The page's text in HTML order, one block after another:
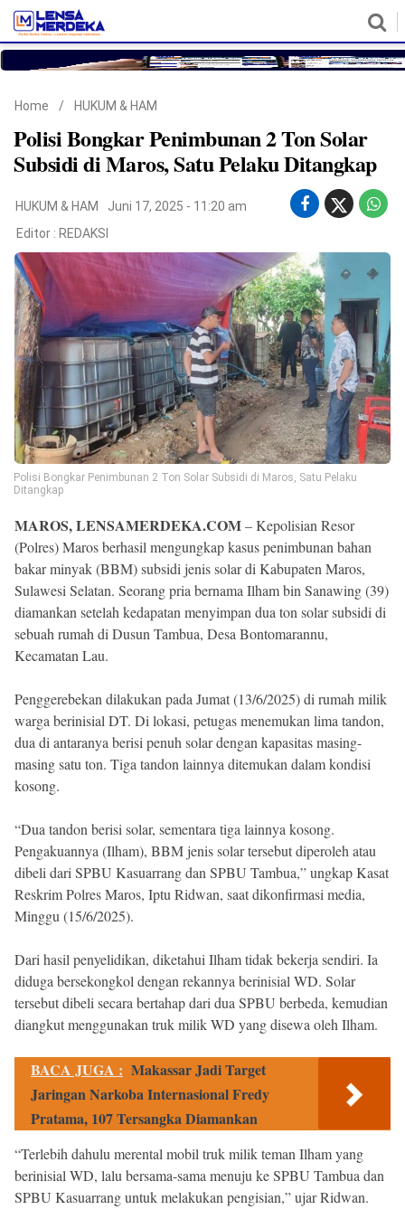
©
Copyright
2026
Lensa
Merdeka
Home / HUKUM & HAM
Polisi Bongkar Penimbunan 2 Ton Solar
Subsidi di Maros, Satu Pelaku Ditangkap
HUKUM & HAM
Juni 17, 2025 - 11:20 am
Editor : REDAKSI
Polisi Bongkar Penimbunan 2 Ton Solar Subsidi di Maros, Satu Pelaku
Ditangkap
MAROS, LENSAMERDEKA.COM– Kepolisian Resor
(Polres) Maros berhasil mengungkap kasus penimbunan bahan
bakar minyak (BBM) subsidi jenis solar di Kabupaten Maros,
Sulawesi Selatan. Seorang pria bernama Ilham bin Sanawing (39)
diamankan setelah kedapatan menyimpan dua ton solar subsidi di
sebuah rumah di Dusun Tambua, Desa Bontomarannu,
Kecamatan Lau.
Penggerebekan dilakukan pada Jumat (13/6/2025) di rumah milik
warga berinisial DT. Di lokasi, petugas menemukan lima tandon,
dua di antaranya berisi penuh solar dengan kapasitas masing-
masing satu ton. Tiga tandon lainnya ditemukan dalam kondisi
kosong.
“Dua tandon berisi solar, sementara tiga lainnya kosong.
Pengakuannya (Ilham), BBM jenis solar tersebut diperoleh atau
dibeli dari SPBU Kasuarrang dan SPBU Tambua,” ungkap Kasat
Reskrim Polres Maros, Iptu Ridwan, saat dikonfirmasi media,
Minggu (15/6/2025).
Dari hasil penyelidikan, diketahui Ilham tidak bekerja sendiri. Ia
diduga bersekongkol dengan rekannya berinisial WD. Solar
tersebut dibeli secara bertahap dari dua SPBU berbeda, kemudian
diangkut menggunakan truk milik WD yang disewa oleh Ilham.
BACA JUGA : Makassar Jadi Target
Jaringan Narkoba Internasional Fredy
Pratama, 107 Tersangka Diamankan
“Terlebih dahulu merental mobil truk milik teman Ilham yang
berinisial WD, lalu bersama-sama menuju ke SPBU Tambua dan
SPBU Kasuarrang untuk melakukan pengisian,” ujar Ridwan.